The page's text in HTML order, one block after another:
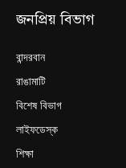
জনপ্রিয় বিভাগ
বান্দরবান
রাঙামাটি
বিশেষ বিভাগ
লাইফডেস্ক
শিক্ষা